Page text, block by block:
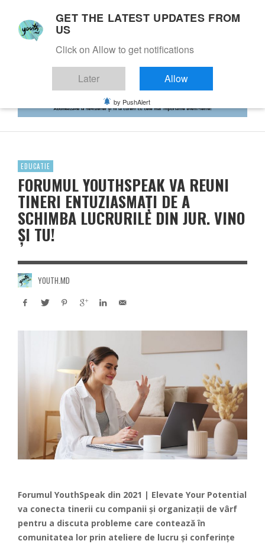
EDUCATIE
FORUMUL YOUTHSPEAK VA REUNI
TINERI ENTUZIASMAȚI DE A
SCHIMBA LUCRURILE DIN JUR. VINO
ȘI TU!
YOUTH.MD
Forumul YouthSpeak din 2021 | Elevate Your Potential
va conecta tinerii cu companii și organizații de vârf
pentru a discuta probleme care contează în
comunitatea lor prin ateliere de lucru și conferințe
GET THE LATEST UPDATES FROM
US
Click on Allow to get notifications
Later Allow
by PushAlert